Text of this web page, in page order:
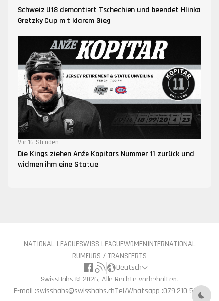
Schweiz U18 demontiert Tschechien und beendet Hlinka
Gretzky Cup mit klarem Sieg
Vor 16 Stunden
Die Kings ziehen Anže Kopitars Nummer 11 zurück und
widmen ihm eine Statue
NATIONAL LEAGUESWISS LEAGUEWOMENINTERNATIONAL
RUMEURS / TRANSFERTS
Deutsch
SwissHabs © 2026, Alle Rechte vorbehalten.
E-mail :swisshabs@swisshabs.chTel/Whatsapp :079 210 57 71